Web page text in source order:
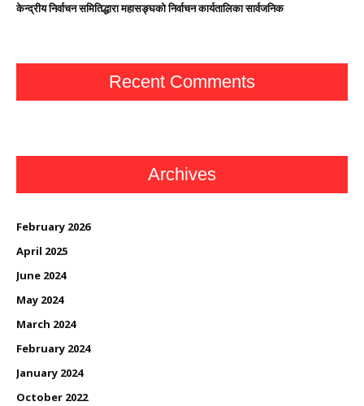
केन्द्रीय निर्वाचन समितिद्धारा महासङ्घको निर्वाचन कार्यतालिका सार्वजनिक
Recent Comments
Archives
February 2026
April 2025
June 2024
May 2024
March 2024
February 2024
January 2024
October 2022